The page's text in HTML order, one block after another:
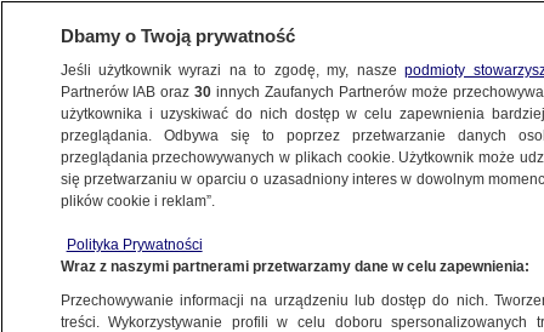
BIZNES
RYNKI
dolara
11.03.2015, 06:59
Dbamy o Twoją prywatność
Jeśli użytkownik wyrazi na to zgodę, my, naszepodmioty
Partnerów IAB oraz30 innych Zaufanych Partnerów może
użytkownika i uzyskiwać do nich dostęp w celu zapewnienia
przeglądania. Odbywa się to poprzez przetwarzanie danych
przeglądania przechowywanych w plikach cookie. Użytkownik może
się przetwarzaniu w oparciu o uzasadniony interes w dowolnym
plików cookie i reklam”.
Polityka Prywatności
Wraz z naszymi partnerami przetwarzamy dane w celu zapewnienia:
Przechowywanie informacji na urządzeniu lub dostęp do nich.
treści. Wykorzystywanie profili w celu doboru spersonalizowanych